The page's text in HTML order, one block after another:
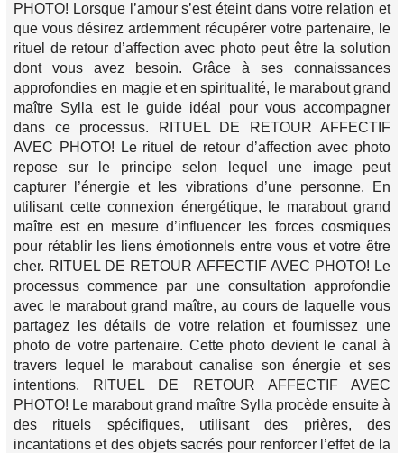
PHOTO! Lorsque l’amour s’est éteint dans votre relation et
que vous désirez ardemment récupérer votre partenaire, le
rituel de retour d’affection avec photo peut être la solution
dont vous avez besoin. Grâce à ses connaissances
approfondies en magie et en spiritualité, le marabout grand
maître Sylla est le guide idéal pour vous accompagner
dans ce processus. RITUEL DE RETOUR AFFECTIF
AVEC PHOTO! Le rituel de retour d’affection avec photo
repose sur le principe selon lequel une image peut
capturer l’énergie et les vibrations d’une personne. En
utilisant cette connexion énergétique, le marabout grand
maître est en mesure d’influencer les forces cosmiques
pour rétablir les liens émotionnels entre vous et votre être
cher. RITUEL DE RETOUR AFFECTIF AVEC PHOTO! Le
processus commence par une consultation approfondie
avec le marabout grand maître, au cours de laquelle vous
partagez les détails de votre relation et fournissez une
photo de votre partenaire. Cette photo devient le canal à
travers lequel le marabout canalise son énergie et ses
intentions. RITUEL DE RETOUR AFFECTIF AVEC
PHOTO! Le marabout grand maître Sylla procède ensuite à
des rituels spécifiques, utilisant des prières, des
incantations et des objets sacrés pour renforcer l’effet de la